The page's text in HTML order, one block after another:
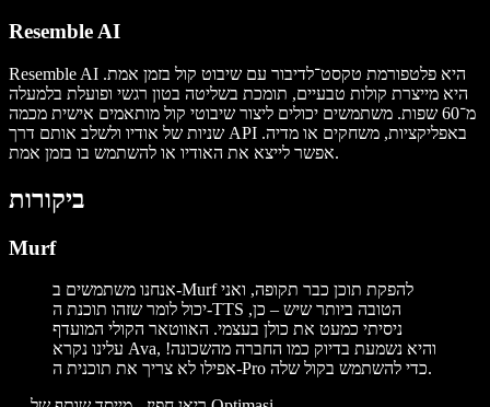
Resemble AI
Resemble AI היא פלטפורמת טקסט־לדיבור עם שיבוט קול בזמן אמת.
היא מייצרת קולות טבעיים, תומכת בשליטה בטון רגשי ופועלת בלמעלה
מ־60 שפות. משתמשים יכולים ליצור שיבוטי קול מותאמים אישית מכמה
שניות של אודיו ולשלב אותם דרך API באפליקציות, משחקים או מדיה.
אפשר לייצא את האודיו או להשתמש בו בזמן אמת.
ביקורות
Murf
אנחנו משתמשים ב-Murf להפקת תוכן כבר תקופה, ואני
יכול לומר שזהו תוכנת ה-TTS הטובה ביותר שיש – כן,
ניסיתי כמעט את כולן בעצמי. האווטאר הקולי המועדף
עלינו נקרא Ava, והיא נשמעת בדיוק כמו החברה מהשכונה!
אפילו לא צריך את תוכנית ה-Pro כדי להשתמש בקול שלה.